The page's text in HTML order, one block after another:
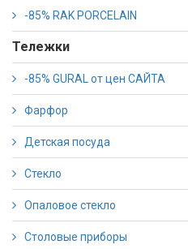
-85% RAK PORCELAIN
Тележки
-85% GURAL от цен САЙТА
Фарфор
Детская посуда
Стекло
Опаловое стекло
Столовые приборы